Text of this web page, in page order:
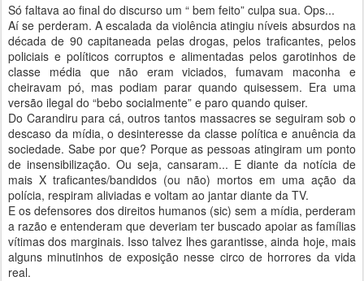
Só faltava ao final do discurso um “ bem feito” culpa sua. Ops...
Aí se perderam. A escalada da violência atingiu níveis absurdos na
década de 90 capitaneada pelas drogas, pelos traficantes, pelos
policiais e políticos corruptos e alimentadas pelos garotinhos de
classe média que não eram viciados, fumavam maconha e
cheiravam pó, mas podiam parar quando quisessem. Era uma
versão ilegal do “bebo socialmente” e paro quando quiser.
Do Carandiru para cá, outros tantos massacres se seguiram sob o
descaso da mídia, o desinteresse da classe política e anuência da
sociedade. Sabe por que? Porque as pessoas atingiram um ponto
de insensibilização. Ou seja, cansaram... E diante da notícia de
mais X traficantes/bandidos (ou não) mortos em uma ação da
polícia, respiram aliviadas e voltam ao jantar diante da TV.
E os defensores dos direitos humanos (sic) sem a mídia, perderam
a razão e entenderam que deveriam ter buscado apoiar as famílias
vítimas dos marginais. Isso talvez lhes garantisse, ainda hoje, mais
alguns minutinhos de exposição nesse circo de horrores da vida
real.